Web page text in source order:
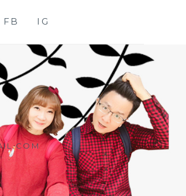
FB IG